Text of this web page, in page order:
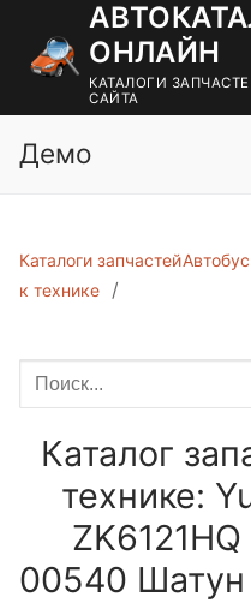
содержимому
ОНЛАЙН
КАТАЛОГИ
САЙТА
Демо
Каталоги запчастей
к технике
Каталог
технике:
00540